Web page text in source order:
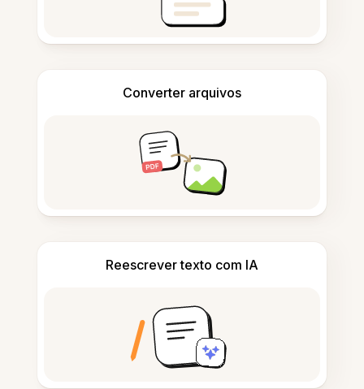
Converter arquivos
Reescrever texto com IA